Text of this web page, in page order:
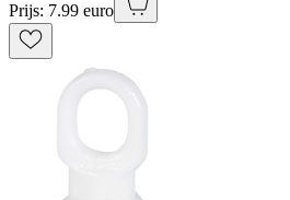
Prijs: 7.99 euro